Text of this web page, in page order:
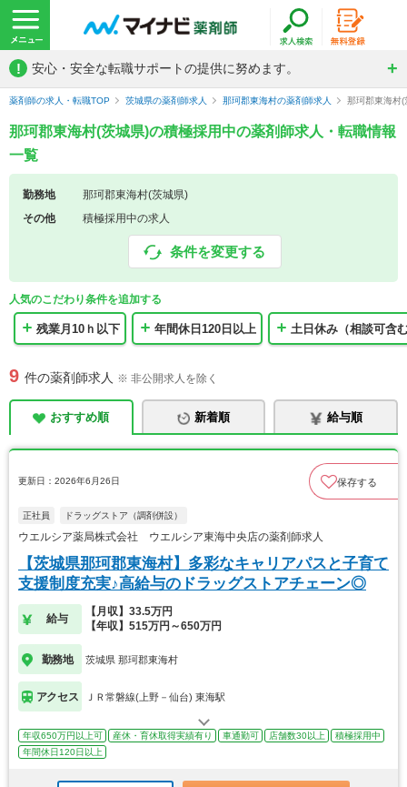
! 安心・安全な転職サポートの提供に努めます。
薬剤師の求人・転職TOP 茨城県の薬剤師求人 那珂郡東海村の薬剤師求人 那珂郡東海村(
那珂郡東海村(茨城県)の積極採用中の薬剤師求人・転職情報
一覧
勤務地
那珂郡東海村(茨城県)
その他
積極採用中の求人
条件を変更する
人気のこだわり条件を追加する
残業月10ｈ以下 年間休日120日以上 土日休み（相談可含
9 件の薬剤師求人 ※ 非公開求人を除く
おすすめ順 新着順 給与順
更新日：2026年6月26日 保存する
正社員 ドラッグストア（調剤併設）
ウエルシア薬局株式会社 ウエルシア東海中央店の薬剤師求人
【茨城県那珂郡東海村】多彩なキャリアパスと子育て
支援制度充実♪高給与のドラッグストアチェーン◎
給与
【月収】33.5万円
【年収】515万円～650万円
勤務地 茨城県 那珂郡東海村
アクセス ＪＲ常磐線(上野－仙台) 東海駅
年収650万円以上可 産休・育休取得実績有り 車通勤可 店舗数30以上
積極採用中
年間休日120日以上